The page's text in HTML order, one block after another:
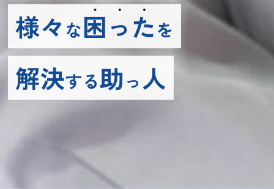
様々 な困ったを
解決する助っ人